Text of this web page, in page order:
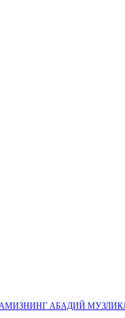
АБАДИЙ